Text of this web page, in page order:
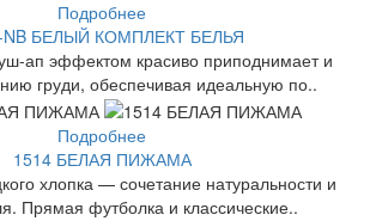
Подробнее
NB БЕЛЫЙ КОМПЛЕКТ БЕЛЬЯ
ап эффектом красиво приподнимает и
груди, обеспечивая идеальную по..
Подробнее
1514 БЕЛАЯ ПИЖАМА
хлопка — сочетание натуральности и
Прямая футболка и классические..